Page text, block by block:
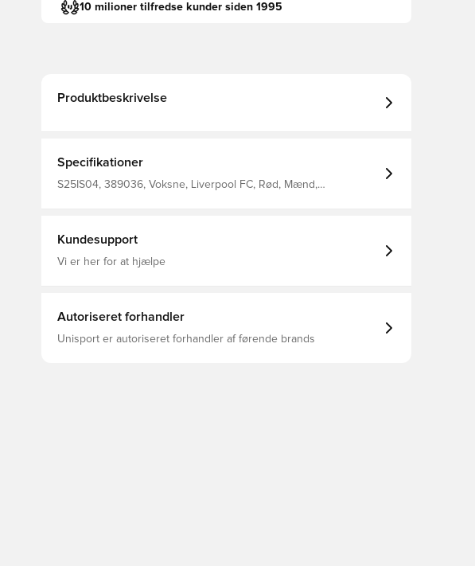
10 milioner tilfredse kunder siden 1995
Produktbeskrivelse
Specifikationer
S25IS04, 389036, Voksne, Liverpool FC, Rød, Mænd,
Kundesupport
Vi er her for at hjælpe
Autoriseret forhandler
Unisport er autoriseret forhandler af førende brands